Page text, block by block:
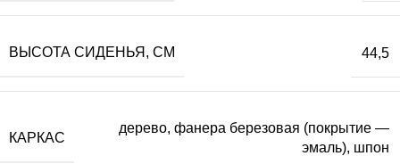
ВЫСОТА СИДЕНЬЯ, СМ 44,5
КАРКАС
дерево, фанера березовая (покрытие —
эмаль), шпон